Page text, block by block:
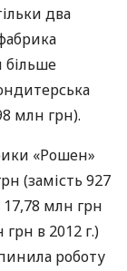
два
більше
млн грн).
«Рошен»
(замість 927
17,78 млн грн
в 2012 г.)
роботу